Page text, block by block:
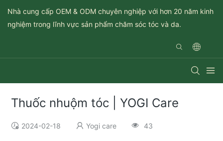
Nhà cung cấp OEM & ODM chuyên nghiệp với hơn 20 năm kinh
nghiệm trong lĩnh vực sản phẩm chăm sóc tóc và da.
Thuốc nhuộm tóc | YOGI Care
2024-02-18 Yogi care 43